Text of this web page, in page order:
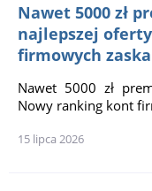
Nawet 5000 zł
najlepszej
firmowych
Nawet 5000 zł
Nowy ranking kont
15 lipca 2026